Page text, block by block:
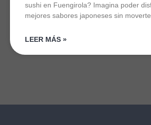
sushi en Fuengirola? Imagina poder
mejores sabores japoneses sin
LEER MÁS »